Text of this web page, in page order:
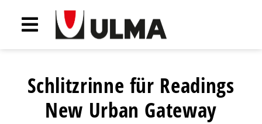
Schlitzrinne für Readings
New Urban Gateway